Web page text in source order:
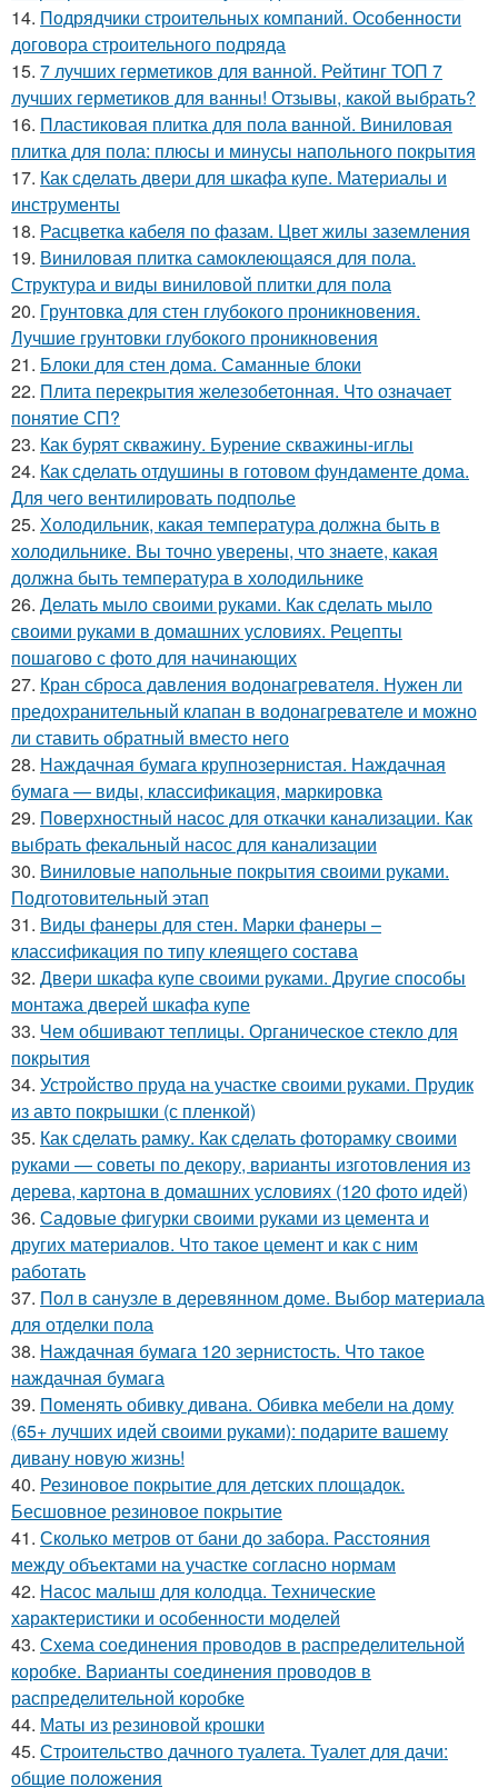
14. Подрядчики строительных компаний. Особенности
договора строительного подряда
15. 7 лучших герметиков для ванной. Рейтинг ТОП 7
лучших герметиков для ванны! Отзывы, какой выбрать?
16. Пластиковая плитка для пола ванной. Виниловая
плитка для пола: плюсы и минусы напольного покрытия
17. Как сделать двери для шкафа купе. Материалы и
инструменты
18. Расцветка кабеля по фазам. Цвет жилы заземления
19. Виниловая плитка самоклеющаяся для пола.
Структура и виды виниловой плитки для пола
20. Грунтовка для стен глубокого проникновения.
Лучшие грунтовки глубокого проникновения
21. Блоки для стен дома. Саманные блоки
22. Плита перекрытия железобетонная. Что означает
понятие СП?
23. Как бурят скважину. Бурение скважины-иглы
24. Как сделать отдушины в готовом фундаменте дома.
Для чего вентилировать подполье
25. Холодильник, какая температура должна быть в
холодильнике. Вы точно уверены, что знаете, какая
должна быть температура в холодильнике
26. Делать мыло своими руками. Как сделать мыло
своими руками в домашних условиях. Рецепты
пошагово с фото для начинающих
27. Кран сброса давления водонагревателя. Нужен ли
предохранительный клапан в водонагревателе и можно
ли ставить обратный вместо него
28. Наждачная бумага крупнозернистая. Наждачная
бумага — виды, классификация, маркировка
29. Поверхностный насос для откачки канализации. Как
выбрать фекальный насос для канализации
30. Виниловые напольные покрытия своими руками.
Подготовительный этап
31. Виды фанеры для стен. Марки фанеры –
классификация по типу клеящего состава
32. Двери шкафа купе своими руками. Другие способы
монтажа дверей шкафа купе
33. Чем обшивают теплицы. Органическое стекло для
покрытия
34. Устройство пруда на участке своими руками. Прудик
из авто покрышки (с пленкой)
35. Как сделать рамку. Как сделать фоторамку своими
руками — советы по декору, варианты изготовления из
дерева, картона в домашних условиях (120 фото идей)
36. Садовые фигурки своими руками из цемента и
других материалов. Что такое цемент и как с ним
работать
37. Пол в санузле в деревянном доме. Выбор материала
для отделки пола
38. Наждачная бумага 120 зернистость. Что такое
наждачная бумага
39. Поменять обивку дивана. Обивка мебели на дому
(65+ лучших идей своими руками): подарите вашему
дивану новую жизнь!
40. Резиновое покрытие для детских площадок.
Бесшовное резиновое покрытие
41. Сколько метров от бани до забора. Расстояния
между объектами на участке согласно нормам
42. Насос малыш для колодца. Технические
характеристики и особенности моделей
43. Схема соединения проводов в распределительной
коробке. Варианты соединения проводов в
распределительной коробке
44. Маты из резиновой крошки
45. Строительство дачного туалета. Туалет для дачи:
общие положения